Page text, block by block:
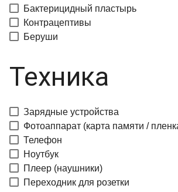
Бактерицидный пластырь
Контрацептивы
Беруши
Техника
Зарядные устройства
Фотоаппарат (карта памяти /
Телефон
Ноутбук
Плеер (наушники)
Переходник для розетки